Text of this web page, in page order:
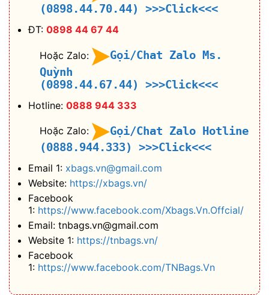
(0898.44.70.44)
>>>Click<<<
ĐT: 0898 44 67 44
Hoặc Zalo:
Gọi/Chat Zalo Ms.
Quỳnh
(0898.44.67.44)
>>>Click<<<
Hotline: 0888 944 333
Hoặc Zalo:
Gọi/Chat Zalo Hotline
(0888.944.333)
>>>Click<<<
Email 1: xbags.vn@gmail.com
Website: https://xbags.vn/
Facebook
1: https://www.facebook.com/Xbags.Vn.Offcial/
Email: tnbags.vn@gmail.com
Website 1: https://tnbags.vn/
Facebook
1: https://www.facebook.com/TNBags.Vn